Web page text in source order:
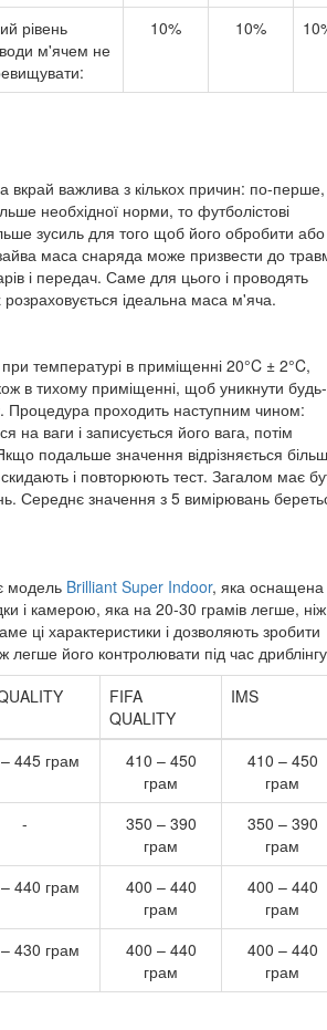
рівень
м'ячем не
10% 10%
вкрай важлива з кількох причин: по-перше,
необхідної норми, то футболістові
зусиль для того щоб його обробити або
маса снаряда може призвести до
і передач. Саме для цього і проводять
ідеальна маса м'яча.
температурі в приміщенні 20°C ± 2°C,
в тихому приміщенні, щоб уникнути будь-
Процедура проходить наступним чином:
на ваги і записується його вага, потім
подальше значення відрізняється більш
і повторюють тест. Загалом має
Середнє значення з 5 вимірювань
модель Brilliant Super Indoor, яка оснащена
і камерою, яка на 20-30 грамів легше,
ці характеристики і дозволяють зробити
його контролювати під час
FIFA
QUALITY
IMS
445 грам
410 – 450
грам
410 – 450
грам
-
350 – 390
грам
350 – 390
грам
440 грам
400 – 440
грам
400 – 440
грам
430 грам
400 – 440
грам
400 – 440
грам